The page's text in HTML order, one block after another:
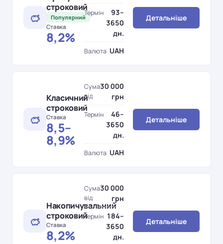
строковий
Популярний
Ставка
8,2%
Термін
93–
3650
дн.
Валюта UAH
Детальніше
Класичний
строковий
Ставка
8,5–
8,9%
Сума
від
30 000
грн
Термін
46–
3650
дн.
Валюта UAH
Детальніше
Накопичувальний
строковий
Ставка
8,2%
Сума
від
30 000
грн
Термін 184–
3650
дн.
Детальніше